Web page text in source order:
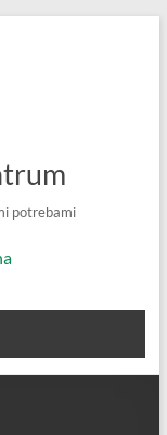
potrebami